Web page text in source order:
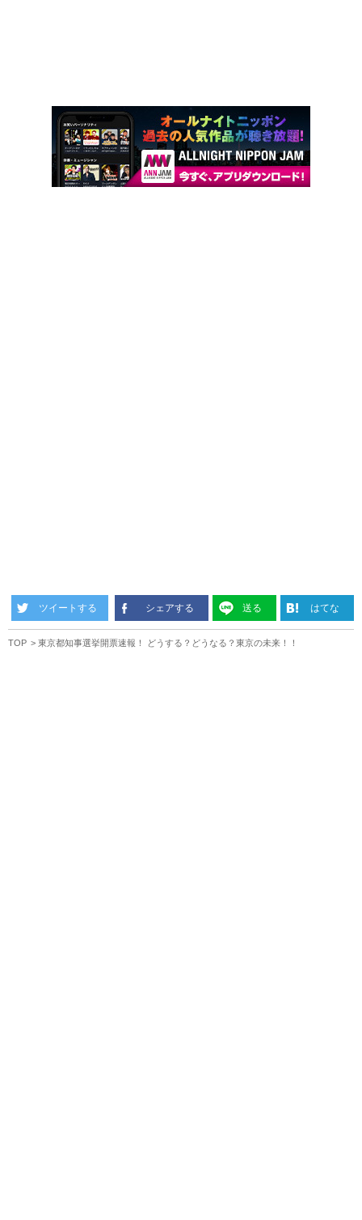
ツイートする シェアする 送る はてな
TOP 東京都知事選挙開票速報！ どうする？どうなる？東京の未来！！